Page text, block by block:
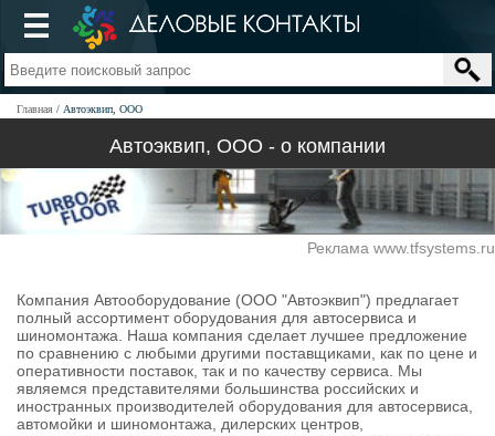
Главная Автоэквип, ООО
Автоэквип, ООО - о компании
Реклама www.tfsystems.ru
Компания Автооборудование (ООО "Автоэквип") предлагает
полный ассортимент оборудования для автосервиса и
шиномонтажа. Наша компания сделает лучшее предложение
по сравнению с любыми другими поставщиками, как по цене и
оперативности поставок, так и по качеству сервиса. Мы
являемся представителями большинства российских и
иностранных производителей оборудования для автосервиса,
автомойки и шиномонтажа, дилерских центров,